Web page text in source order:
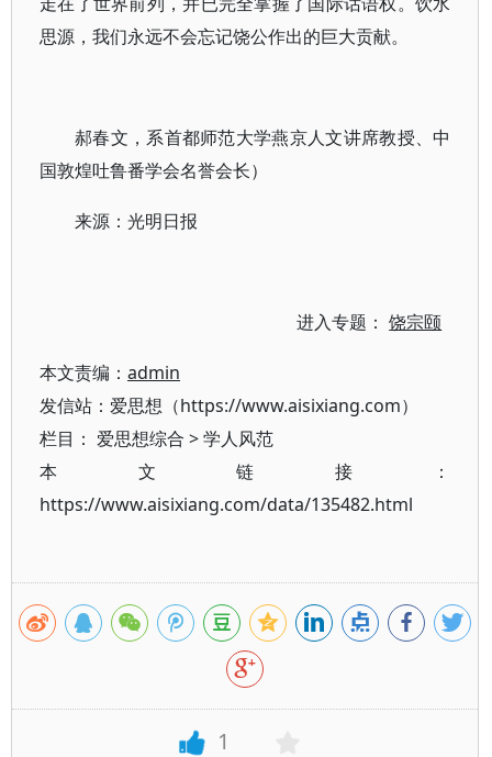
思源，我们永远不会忘记饶公作出的巨大贡献。
郝春文，系首都师范大学燕京人文讲席教授、中
国敦煌吐鲁番学会名誉会长）
来源：光明日报
进入专题：饶宗颐
本文责编： admin
发信站：爱思想（https://www.aisixiang.com）
栏目： 爱思想综合 >学人风范
本文链接：
https://www.aisixiang.com/data/135482.html
1